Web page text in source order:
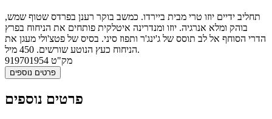
תחליב ידיים יוזו טרי מבית ביירדו. כמשב בוקר רענן בפרדס שטוף שמש,
בוהק ומלא אנרגיה. יוזו ומנדרינה איטלקית פותחים את הניחוח בפרץ
הדרי הסוחף אל לב תוסס של ג'ינג'ר ותפוז סיני. בסיס של פטצ'ולי מעגן את
הניחוח כעץ הנוטע שורשים. 450 מיל.
מק"ט 919701954
פרטים נוספים
פרטים נוספים